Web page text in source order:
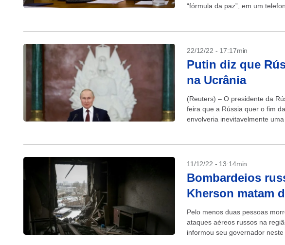
“fórmula da paz”, em um
22/12/22 - 17:17min
Putin diz que
na Ucrânia
(Reuters) – O presidente da
feira que a Rússia quer o fim
envolveria inevitavelmente
11/12/22 - 13:14min
Bombardeios
Kherson matam
Pelo menos duas pessoas
ataques aéreos russos na
informou seu governador